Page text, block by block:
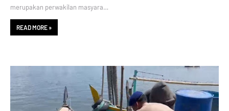
merupakan perwakilan masyara…
READ MORE »